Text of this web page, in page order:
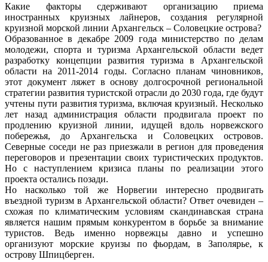
Какие факторы сдерживают организацию приема
иностранных круизных лайнеров, создания регулярной
круизной морской линии Архангельск – Соловецкие острова?
Образованное в декабре 2009 года министерство по делам
молодежи, спорта и туризма Архангельской области ведет
разработку концепции развития туризма в Архангельской
области на 2011-2014 годы. Согласно планам чиновников,
этот документ ляжет в основу долгосрочной региональной
стратегии развития туристской отрасли до 2030 года, где будут
учтены пути развития туризма, включая круизный. Несколько
лет назад администрация области продвигала проект по
продлению круизной линии, идущей вдоль норвежского
побережья, до Архангельска и Соловецких островов.
Северные соседи не раз приезжали в регион для проведения
переговоров и презентации своих туристических продуктов.
Но с наступлением кризиса планы по реализации этого
проекта остались позади.
Но насколько той же Норвегии интересно продвигать
въездной туризм в Архангельской области? Ответ очевиден –
схожая по климатическим условиям скандинавская страна
является нашим прямым конкурентом в борьбе за внимание
туристов. Ведь именно норвежцы давно и успешно
организуют морские круизы по фьордам, в Заполярье, к
острову Шпицберген.